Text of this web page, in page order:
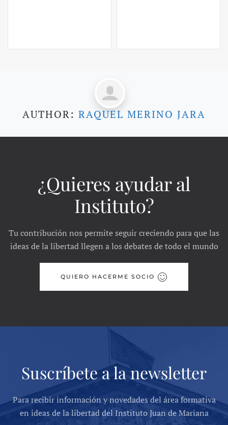
AUTHOR: RAQUEL MERINO JARA
¿Quieres ayudar al
Instituto?
Tu contribución nos permite seguir creciendo para que las
ideas de la libertad llegen a los debates de todo el mundo
QUIERO HACERME SOCIO
Suscríbete a la newsletter
Para recibir información y novedades del área formativa
en ideas de la libertad del Instituto Juan de Mariana